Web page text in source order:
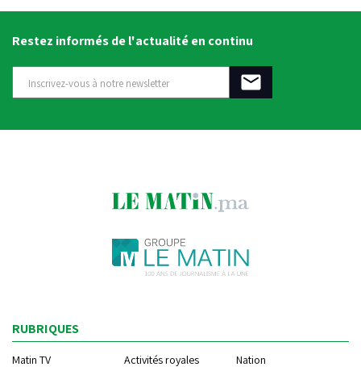
Restez informés de l'actualité en continu
RUBRIQUES
Matin TV Activités royales
Nation